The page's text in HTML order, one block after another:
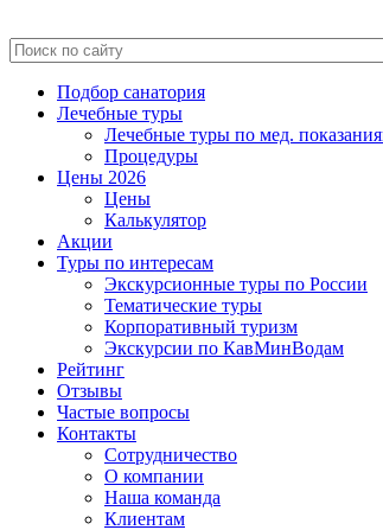
Подбор санатория
Лечебные туры
Лечебные туры по мед.
Процедуры
Цены 2026
Цены
Калькулятор
Акции
Туры по интересам
Экскурсионные туры по России
Тематические туры
Корпоративный туризм
Экскурсии по КавМинВодам
Рейтинг
Отзывы
Частые вопросы
Контакты
Сотрудничество
О компании
Наша команда
Клиентам